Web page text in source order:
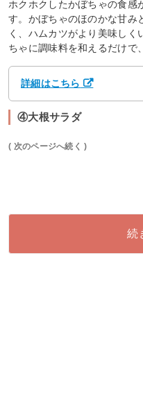
ホクホクしたかぼちゃの食感
す。かぼちゃのほのかな甘み
く、ハムカツがより美味し
ちゃに調味料を和えるだけで
詳細はこちら
④大根サラダ
( 次のページへ続く )
続